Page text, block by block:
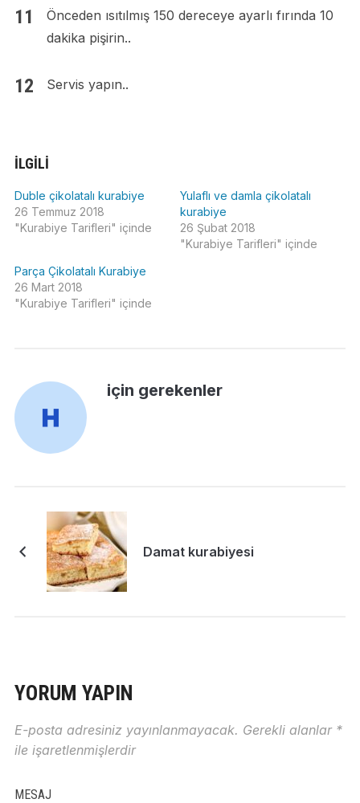
Önceden ısıtılmış 150 dereceye ayarlı fırında 10
dakika pişirin..
Servis yapın..
İLGILI
Duble çikolatalı kurabiye
26 Temmuz 2018
"Kurabiye Tarifleri" içinde
Yulaflı ve damla çikolatalı
kurabiye
26 Şubat 2018
"Kurabiye Tarifleri" içinde
Parça Çikolatalı Kurabiye
26 Mart 2018
"Kurabiye Tarifleri" içinde
için gerekenler
Damat kurabiyesi
YORUM YAPIN
E-posta adresiniz yayınlanmayacak. Gerekli alanlar *
ile işaretlenmişlerdir
MESAJ